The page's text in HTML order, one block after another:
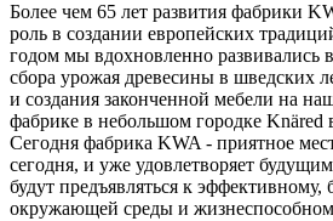
Более чем 65 лет развития фабрики
роль в создании европейских
годом мы вдохновленно развивались
сбора урожая древесины в шведских
и создания законченной мебели на
фабрике в небольшом городке
Сегодня фабрика KWA - приятное
сегодня, и уже удовлетворяет
будут предъявляться к эффективному,
окружающей среды и